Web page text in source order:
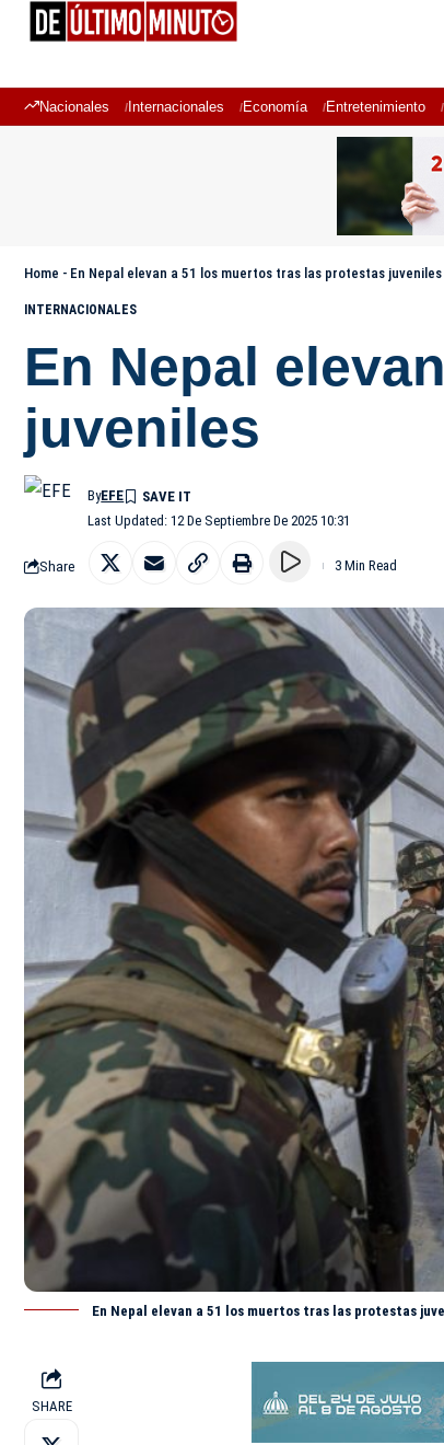
Nacionales Internacionales Economía Entretenimiento
Home - En Nepal elevan a 51 los muertos tras las protestas juveniles
INTERNACIONALES
En Nepal
juveniles
Last Updated: 12 De Septiembre De 2025 10:31
ByEFE
Share 3 Min Read
En Nepal elevan a 51 los muertos tras las protestas
SHARE